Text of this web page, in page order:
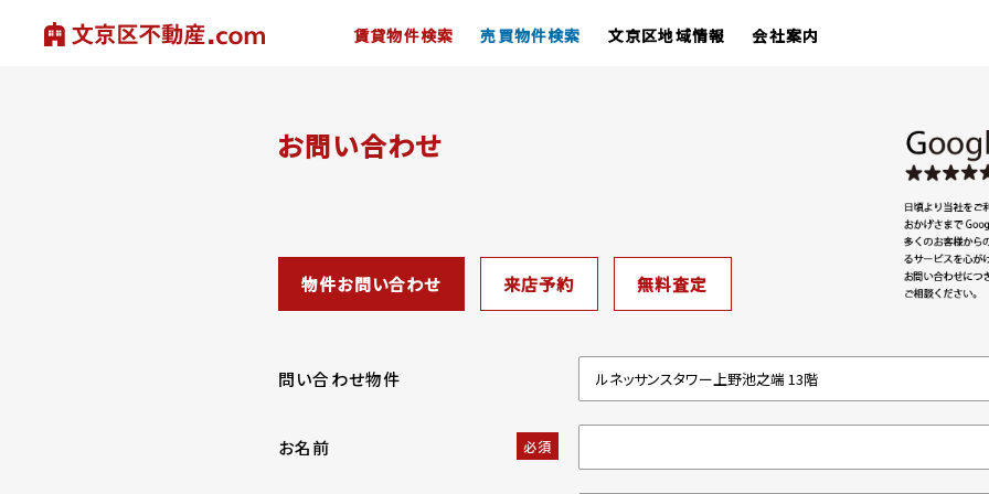
賃貸物件検索 売買物件検索 文京区地域情報 会社案内
お問い合わせ
物件お問い合わせ 来店予約 無料査定
問い合わせ物件
お名前 必須